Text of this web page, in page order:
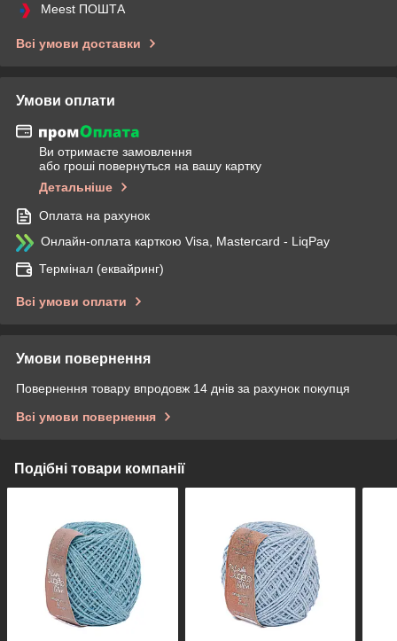
Meest ПОШТА
Всі умови доставки
Умови оплати
Ви отримаєте замовлення
або гроші повернуться на вашу картку
Детальніше
Оплата на рахунок
Онлайн-оплата карткою Visa, Mastercard - LiqPay
Термінал (еквайринг)
Всі умови оплати
Умови повернення
Повернення товару впродовж 14 днів за рахунок покупця
Всі умови повернення
Подібні товари компанії